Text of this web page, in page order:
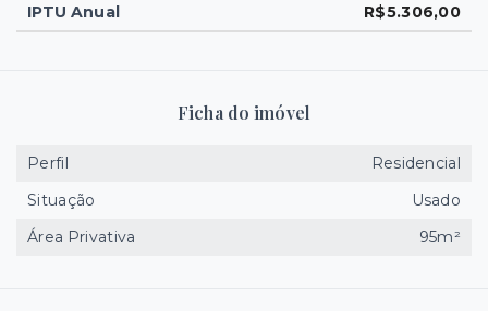
IPTU Anual
R$5.306,00
Ficha do imóvel
Perfil
Residencial
Situação
Usado
Área Privativa
95m²